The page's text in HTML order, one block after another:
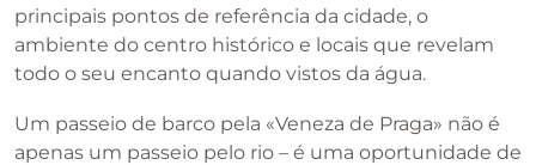
principais pontos de referência da cidade, o
ambiente do centro histórico e locais que revelam
todo o seu encanto quando vistos da água.
Um passeio de barco pela «Veneza de Praga» não é
apenas um passeio pelo rio – é uma oportunidade de